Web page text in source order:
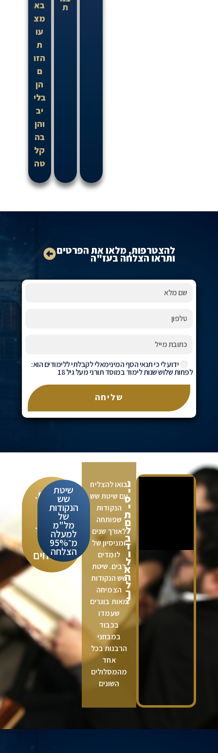
ת
בא
מצ
עו
ת
הזו
ם
הן
בלי
יב
והן
בה
קל
טה
להצטרפות, מלאו את הפרטים
ותראו הצלחה בעז"ה
ידוע לי כי תנאי הסף המינימאלי לקבלתי ללימודים הוא:
לפחות שלוש שנות לימוד במוסד תורני מעל גיל 18
שליחה
נ
י
ס
י
ת
ם
ל
ב
ד
ו
ל
א
ה
ל
ך
?
בואו להצליח
עם שיטת שש
הנקודות
שפותחה
לאורך שנים
ומניסיון של
לומדים
רבים. שיטת
שש הנקודות
הצמיחה
מאות בוגרים
שעמדו
בכבוד
במבחני
הרבנות בכל
אחד
מהמסלולים
השונים
שיטת
שש
הנקודות
של
מל"מ
למעלה
מ־95%
הצלחה
לומדים.
נבחנים.
מצליחים